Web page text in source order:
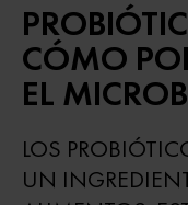
CÓMO
EL
LOS
UN